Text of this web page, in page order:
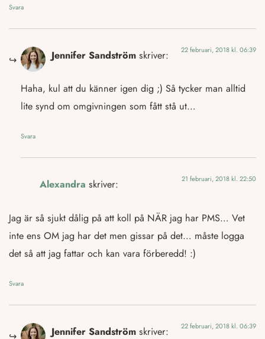
Svara
Jennifer Sandström skriver: 22 februari, 2018 kl. 06:39
Haha, kul att du känner igen dig ;) Så tycker man alltid
lite synd om omgivningen som fått stå ut…
Svara
Alexandra skriver: 21 februari, 2018 kl. 22:50
Jag är så sjukt dålig på att koll på NÄR jag har PMS… Vet
inte ens OM jag har det men gissar på det… måste logga
det så att jag fattar och kan vara förberedd! :)
Svara
Jennifer Sandström skriver: 22 februari, 2018 kl. 06:39